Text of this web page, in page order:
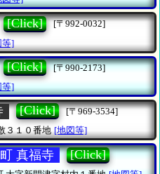
[Click]
[〒992-0032]
等]
[Click]
[〒990-2173]
等]
[Click]
[〒969-3534]
３１０番地 [地図等]
真福寺 [Click]